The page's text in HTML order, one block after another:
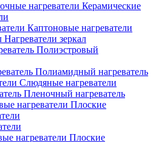
Керамические
Каптоновые нагреватели
Нагреватели зеркал
Полиэстровый
Полиамидный нагреватель
Слюдяные нагреватели
Пленочный нагреватель
Плоские
Плоские